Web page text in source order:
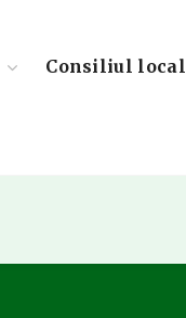
Consiliul local